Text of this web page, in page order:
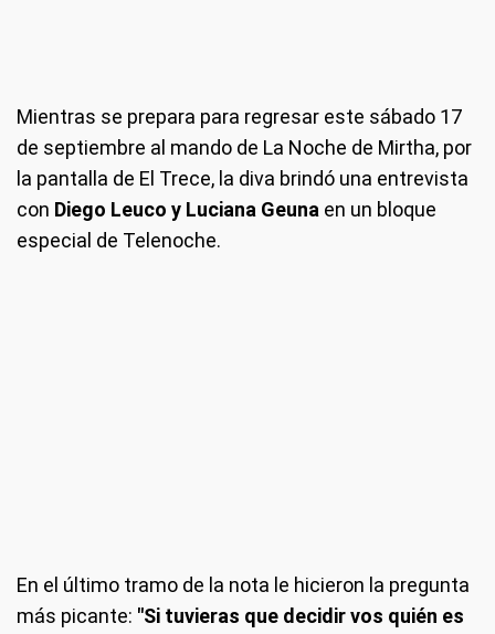
Mientras se prepara para regresar este sábado 17
de septiembre al mando de La Noche de Mirtha, por
la pantalla de El Trece, la diva brindó una entrevista
con Diego Leuco y Luciana Geuna en un bloque
especial de Telenoche.
En el último tramo de la nota le hicieron la pregunta
más picante: "Si tuvieras que decidir vos quién es